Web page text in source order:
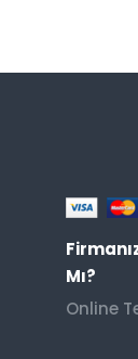
Mı?
Online